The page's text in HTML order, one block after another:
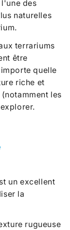
des
naturelles
terrariums
être
quelle
riche et
les
un excellent
la
rugueuse